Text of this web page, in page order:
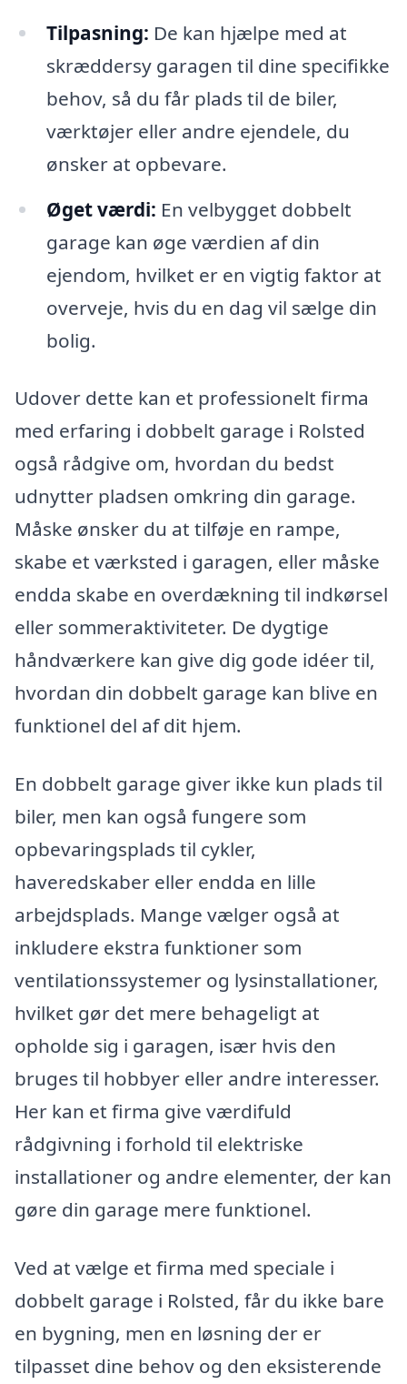
Tilpasning: De kan hjælpe med at
skræddersy garagen til dine specifikke
behov, så du får plads til de biler,
værktøjer eller andre ejendele, du
ønsker at opbevare.
Øget værdi: En velbygget dobbelt
garage kan øge værdien af din
ejendom, hvilket er en vigtig faktor at
overveje, hvis du en dag vil sælge din
bolig.
Udover dette kan et professionelt firma
med erfaring i dobbelt garage i Rolsted
også rådgive om, hvordan du bedst
udnytter pladsen omkring din garage.
Måske ønsker du at tilføje en rampe,
skabe et værksted i garagen, eller måske
endda skabe en overdækning til indkørsel
eller sommeraktiviteter. De dygtige
håndværkere kan give dig gode idéer til,
hvordan din dobbelt garage kan blive en
funktionel del af dit hjem.
En dobbelt garage giver ikke kun plads til
biler, men kan også fungere som
opbevaringsplads til cykler,
haveredskaber eller endda en lille
arbejdsplads. Mange vælger også at
inkludere ekstra funktioner som
ventilationssystemer og lysinstallationer,
hvilket gør det mere behageligt at
opholde sig i garagen, især hvis den
bruges til hobbyer eller andre interesser.
Her kan et firma give værdifuld
rådgivning i forhold til elektriske
installationer og andre elementer, der kan
gøre din garage mere funktionel.
Ved at vælge et firma med speciale i
dobbelt garage i Rolsted, får du ikke bare
en bygning, men en løsning der er
tilpasset dine behov og den eksisterende